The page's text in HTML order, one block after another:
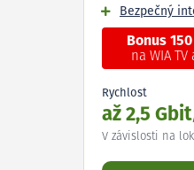
Bezpečný
Bonus
na WIA
Rychlost
až 2,5
V závislosti na